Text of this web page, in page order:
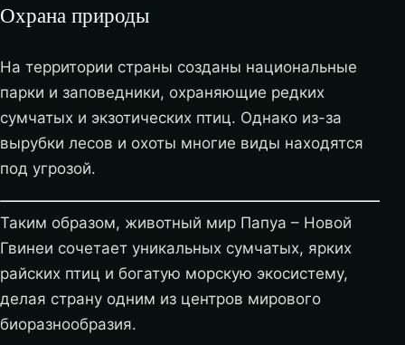
Охрана природы
На территории страны созданы национальные
парки и заповедники, охраняющие редких
сумчатых и экзотических птиц. Однако из-за
вырубки лесов и охоты многие виды находятся
под угрозой.
Таким образом, животный мир Папуа – Новой
Гвинеи сочетает уникальных сумчатых, ярких
райских птиц и богатую морскую экосистему,
делая страну одним из центров мирового
биоразнообразия.